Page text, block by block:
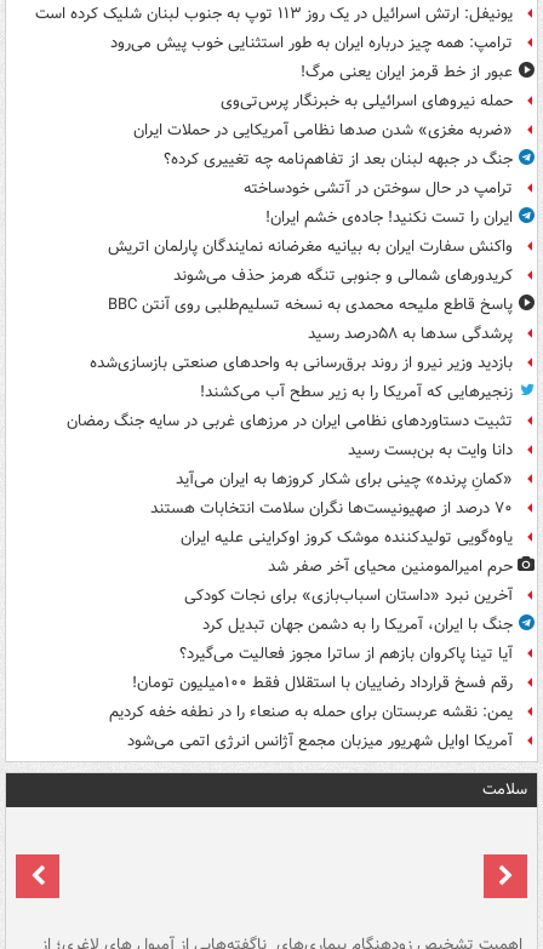
یونیفل: ارتش اسرائیل در یک روز ۱۱۳ توپ به جنوب لبنان شلیک کرده است
ترامپ: همه چیز درباره ایران به طور استثنایی خوب پیش می‌رود
عبور از خط قرمز ایران یعنی مرگ!
حمله نیروهای اسرائیلی به خبرنگار پرس‌تی‌وی
«ضربه مغزی» شدن صدها نظامی آمریکایی در حملات ایران
جنگ در جبهه لبنان بعد از تفاهم‌نامه چه تغییری کرده؟
ترامپ در حال سوختن در آتشی خودساخته
ایران را تست نکنید! جاده‌ی خشم ایران!
واکنش سفارت ایران به بیانیه مغرضانه نمایندگان پارلمان اتریش
کریدورهای شمالی و جنوبی تنگه هرمز حذف می‌شوند
پاسخ قاطع ملیحه محمدی به نسخه تسلیم‌طلبی روی آنتن BBC
پرشدگی سدها به ۵۸درصد رسید
بازدید وزیر نیرو از روند برق‌رسانی به واحدهای صنعتی بازسازی‌شده
زنجیرهایی که آمریکا را به زیر سطح آب می‌کشند!
تثبیت دستاوردهای نظامی ایران در مرزهای غربی در سایه جنگ رمضان
دانا وایت به بن‌بست رسید
«کمانِ پرنده» چینی برای شکار کروزها به ایران می‌آید
۷۰ درصد از صهیونیست‌ها نگران سلامت انتخابات هستند
یاوه‌گویی تولیدکننده موشک کروز اوکراینی علیه ایران
حرم امیرالمومنین محیای آخر صفر شد
آخرین نبرد «داستان اسباب‌بازی» برای نجات کودکی
جنگ با ایران، آمریکا را به دشمن جهان تبدیل کرد
آیا تینا پاکروان بازهم از ساترا مجوز فعالیت می‌گیرد؟
رقم فسخ قرارداد رضاییان با استقلال فقط ۱۰۰میلیون تومان!
یمن: نقشه عربستان برای حمله به صنعاء را در نطفه خفه کردیم
آمریکا اوایل شهریور میزبان مجمع آژانس انرژی اتمی می‌شود
سلامت